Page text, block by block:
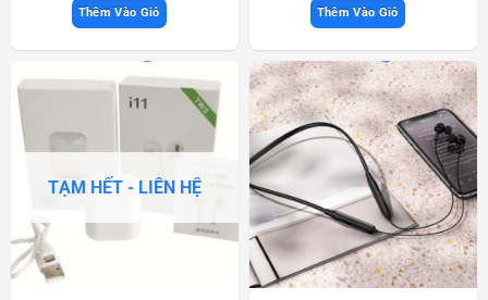
Thêm Vào Giỏ Thêm Vào Giỏ
TẠM HẾT - LIÊN HỆ